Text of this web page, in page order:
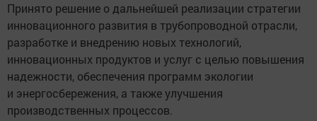
Принято решение о дальнейшей реализации стратегии
инновационного развития в трубопроводной отрасли,
разработке и внедрению новых технологий,
инновационных продуктов и услуг с целью повышения
надежности, обеспечения программ экологии
и энергосбережения, а также улучшения
производственных процессов.